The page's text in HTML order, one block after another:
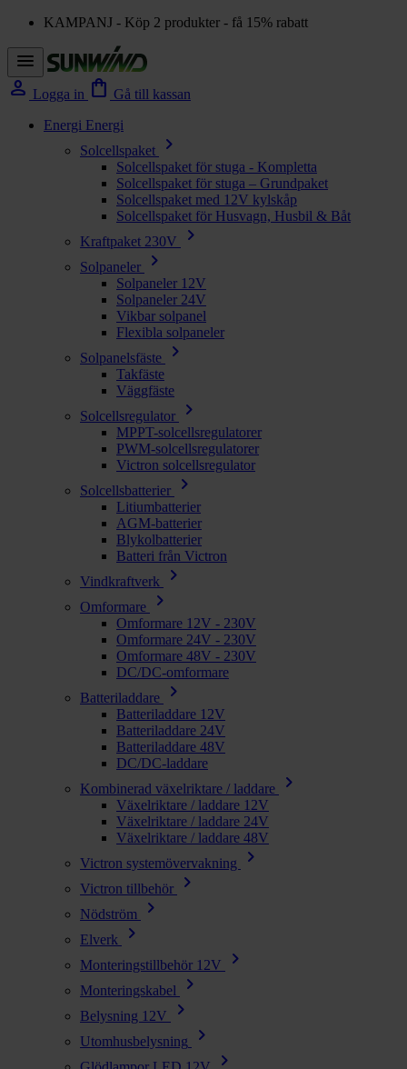
KAMPANJ - Köp 2 produkter - få 15% rabatt
menu
person Logga in shopping_bag Gå till kassan
Energi Energi
Solcellspaket
chevron_right
Solcellspaket för stuga - Kompletta
Solcellspaket för stuga – Grundpaket
Solcellspaket med 12V kylskåp
Solcellspaket för Husvagn, Husbil & Båt
Kraftpaket 230V
chevron_right
Solpaneler chevron_right
Solpaneler 12V
Solpaneler 24V
Vikbar solpanel
Flexibla solpaneler
Solpanelsfäste
chevron_right
Takfäste
Väggfäste
Solcellsregulator
chevron_right
MPPT-solcellsregulatorer
PWM-solcellsregulatorer
Victron solcellsregulator
Solcellsbatterier
chevron_right
Litiumbatterier
AGM-batterier
Blykolbatterier
Batteri från Victron
Vindkraftverk
chevron_right
Omformare chevron_right
Omformare 12V - 230V
Omformare 24V - 230V
Omformare 48V - 230V
DC/DC-omformare
Batteriladdare
chevron_right
Batteriladdare 12V
Batteriladdare 24V
Batteriladdare 48V
DC/DC-laddare
Kombinerad växelriktare / laddare
chevron_right
Växelriktare / laddare 12V
Växelriktare / laddare 24V
Växelriktare / laddare 48V
Victron systemövervakning
chevron_right
Victron tillbehör chevron_right
Nödström chevron_right
Elverk chevron_right
Monteringstillbehör 12V chevron_right
Monteringskabel chevron_right
Belysning 12V chevron_right
Utomhusbelysning chevron_right
chevron_right